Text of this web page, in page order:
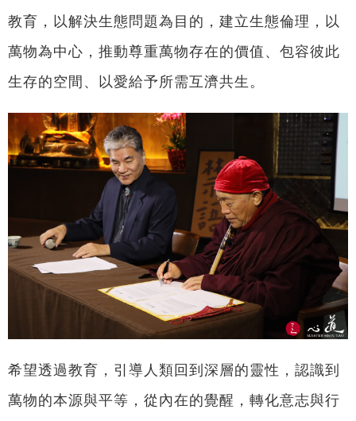
教育，以解決生態問題為目的，建立生態倫理，以
萬物為中心，推動尊重萬物存在的價值、包容彼此
生存的空間、以愛給予所需互濟共生。
希望透過教育，引導人類回到深層的靈性，認識到
萬物的本源與平等，從內在的覺醒，轉化意志與行